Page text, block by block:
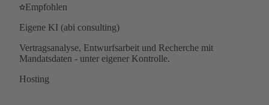
Empfohlen
Eigene KI (abi consulting)
Vertragsanalyse, Entwurfsarbeit und Recherche mit
Mandatsdaten - unter eigener Kontrolle.
Hosting